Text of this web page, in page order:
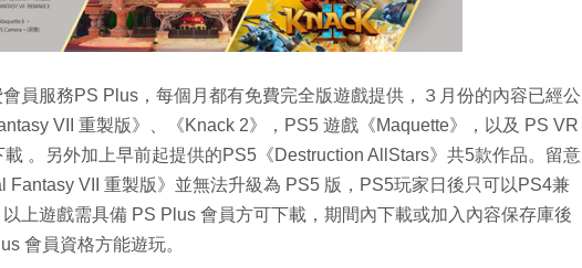
員服務PS Plus，每個月都有免費完全版遊戲提供，３月份的內容已經公
VII 重製版》、《Knack 2》，PS5 遊戲《Maquette》，以及 PS VR
。另外加上早前起提供的PS5《Destruction AllStars》共5款作品。留意
Fantasy VII 重製版》並無法升級為 PS5 版，PS5玩家日後只可以PS4兼
上遊戲需具備 PS Plus 會員方可下載，期間內下載或加入內容保存庫後
會員資格方能遊玩。